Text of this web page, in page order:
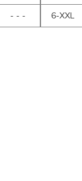
- - -
6-XXL